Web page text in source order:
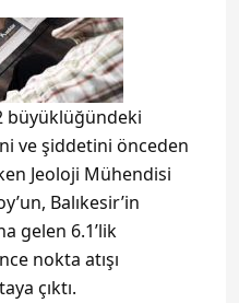
büyüklüğündeki
ve şiddetini önceden
Jeoloji Mühendisi
Balıkesir’in
gelen 6.1’lik
nokta atışı
çıktı.